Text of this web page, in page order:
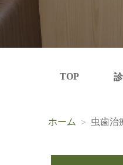
TOP
ホーム 虫歯治